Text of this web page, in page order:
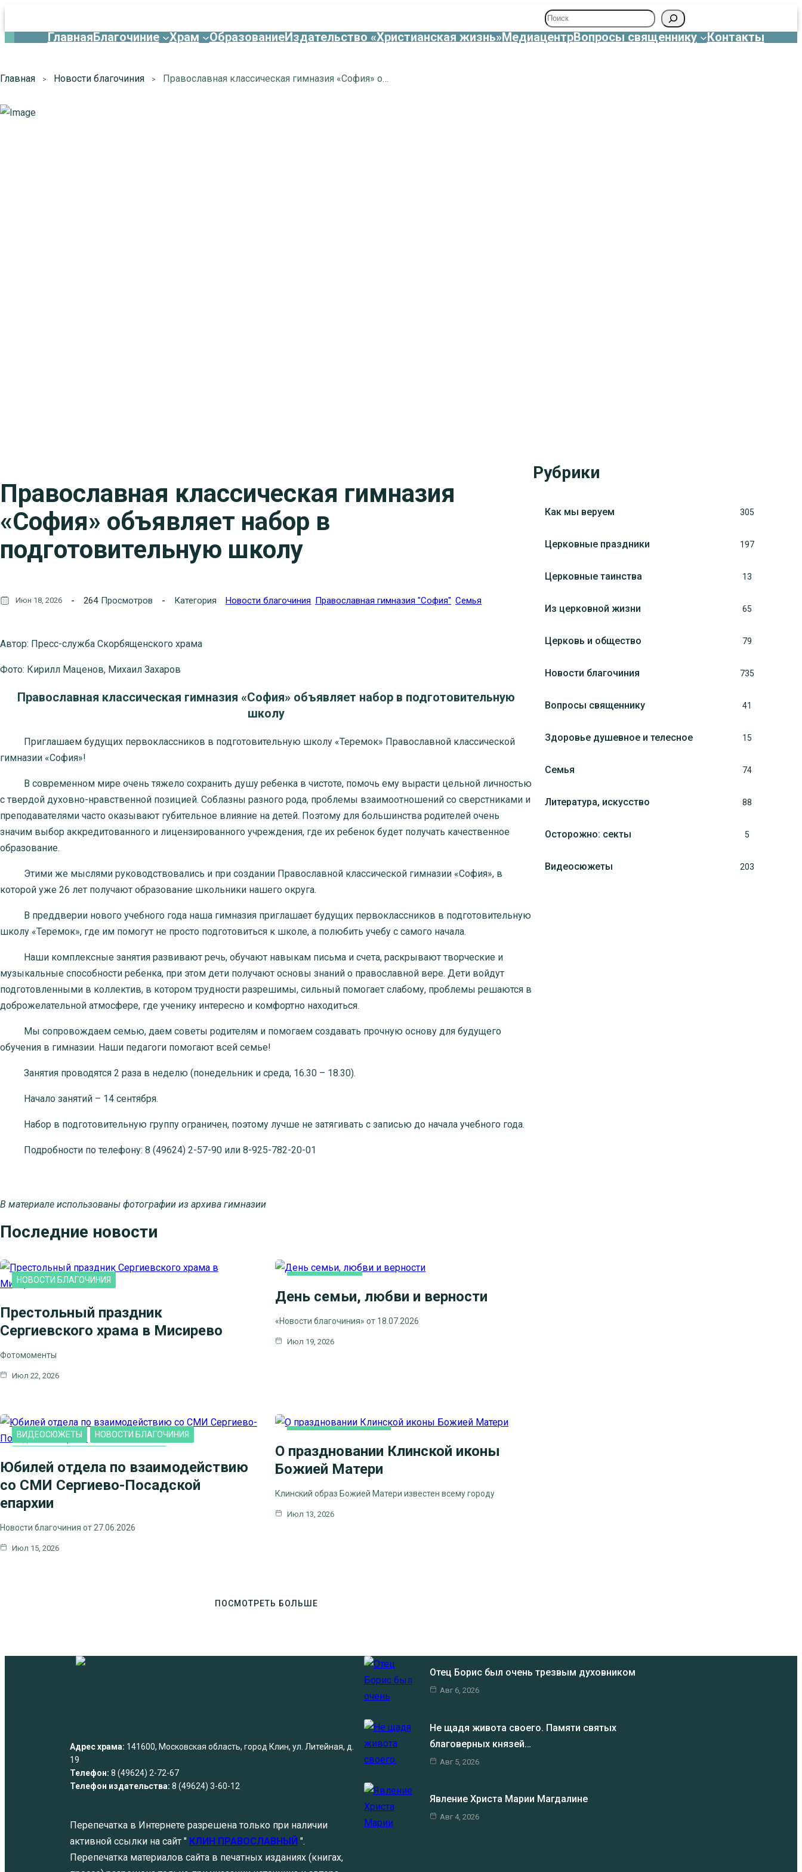
Поиск
ГлавнаяБлагочиние Храм ОбразованиеИздательство «Христианская жизнь»МедиацентрВопросы священнику Контакты
Главная Новости благочиния Православная классическая гимназия «София» объявляет набор в подготовительную школу
Православная классическая гимназия
«София» объявляет набор в
подготовительную школу
Июн 18, 2026 264 Просмотров Категория Новости благочиния Православная гимназия "София" Семья
Автор: Пресс-служба Скорбященского храма
Фото: Кирилл Маценов, Михаил Захаров
Православная классическая гимназия «София» объявляет набор в подготовительную
школу
Приглашаем будущих первоклассников в подготовительную школу «Теремок» Православной классической
гимназии «София»!
В современном мире очень тяжело сохранить душу ребенка в чистоте, помочь ему вырасти цельной личностью
с твердой духовно-нравственной позицией. Соблазны разного рода, проблемы взаимоотношений со сверстниками и
преподавателями часто оказывают губительное влияние на детей. Поэтому для большинства родителей очень
значим выбор аккредитованного и лицензированного учреждения, где их ребенок будет получать качественное
образование.
Этими же мыслями руководствовались и при создании Православной классической гимназии «София», в
которой уже 26 лет получают образование школьники нашего округа.
В преддверии нового учебного года наша гимназия приглашает будущих первоклассников в подготовительную
школу «Теремок», где им помогут не просто подготовиться к школе, а полюбить учебу с самого начала.
Наши комплексные занятия развивают речь, обучают навыкам письма и счета, раскрывают творческие и
музыкальные способности ребенка, при этом дети получают основы знаний о православной вере. Дети войдут
подготовленными в коллектив, в котором трудности разрешимы, сильный помогает слабому, проблемы решаются в
доброжелательной атмосфере, где ученику интересно и комфортно находиться.
Мы сопровождаем семью, даем советы родителям и помогаем создавать прочную основу для будущего
обучения в гимназии. Наши педагоги помогают всей семье!
Занятия проводятся 2 раза в неделю (понедельник и среда, 16.30 – 18.30).
Начало занятий – 14 сентября.
Набор в подготовительную группу ограничен, поэтому лучше не затягивать с записью до начала учебного года.
Подробности по телефону: 8 (49624) 2-57-90 или 8-925-782-20-01
В материале использованы фотографии из архива гимназии
Последние новости
НОВОСТИ БЛАГОЧИНИЯ
Престольный праздник
Сергиевского храма в Мисирево
Фотомоменты
Июл 22, 2026
НОВОСТИ БЛАГОЧИНИЯ
НОВОСТИ КЛИНСКОГО
День семьи, любви и верности
«Новости благочиния» от 18.07.2026
Июл 19, 2026
ВИДЕОСЮЖЕТЫ НОВОСТИ БЛАГОЧИНИЯ
Юбилей отдела по взаимодействию
со СМИ Сергиево-Посадской
епархии
Новости благочиния от 27.06.2026
Июл 15, 2026
О праздновании Клинской иконы
Божией Матери
Клинский образ Божией Матери известен всему городу
Июл 13, 2026
ПОСМОТРЕТЬ БОЛЬШЕ
Рубрики
Как мы веруем 305
Церковные праздники 197
Церковные таинства 13
Из церковной жизни 65
Церковь и общество 79
Новости благочиния 735
Вопросы священнику 41
Здоровье душевное и телесное 15
Семья 74
Литература, искуcство 88
Осторожно: секты 5
Видеосюжеты 203
Адрес храма: 141600, Московская область, город Клин, ул. Литейная, д.
19
Телефон: 8 (49624) 2-72-67
Телефон издательства: 8 (49624) 3-60-12
Перепечатка в Интернете разрешена только при наличии
активной ссылки на сайт " КЛИН ПРАВОСЛАВНЫЙ ".
Перепечатка материалов сайта в печатных изданиях (книгах,
Отец Борис был очень трезвым духовником
Авг 6, 2026
Не щадя живота своего. Памяти святых
благоверных князей…
Авг 5, 2026
Явление Христа Марии Магдалине
Авг 4, 2026